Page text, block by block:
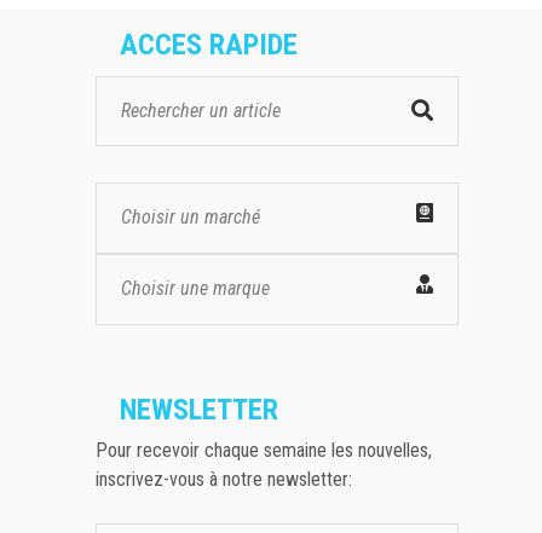
ACCES RAPIDE
Choisir un marché
Choisir une marque
NEWSLETTER
Pour recevoir chaque semaine les nouvelles,
inscrivez-vous à notre newsletter: